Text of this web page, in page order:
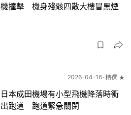
機撞擊 機身殘骸四散大樓冒黑煙
2026-04-16 精選 ★
日本成田機場有小型飛機降落時衝
出跑道 跑道緊急關閉